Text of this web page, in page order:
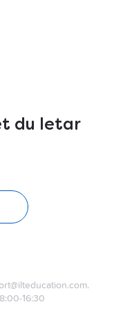
du letar
16:30